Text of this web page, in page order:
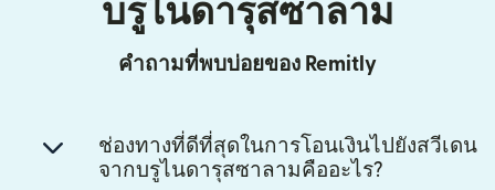
บรูไนดารุสซาลาม
คำถามที่พบบ่อยของ Remitly
ช่องทางที่ดีที่สุดในการโอนเงินไปยังสวีเดน
จากบรูไนดารุสซาลามคืออะไร?